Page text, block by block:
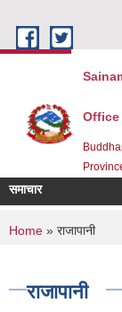
समाचार
You are
Home » राजापानी
राजापानी